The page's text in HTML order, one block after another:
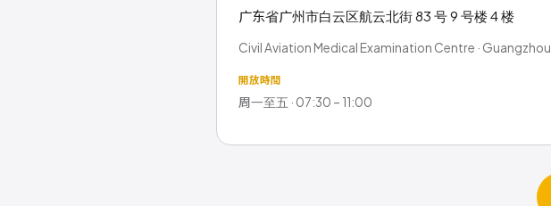
广东省广州市白云区航云北街 83 号 9 号楼 4 楼
Civil Aviation Medical Examination Centre · Guangzhou
開放時間
周一至五 · 07:30 – 11:00